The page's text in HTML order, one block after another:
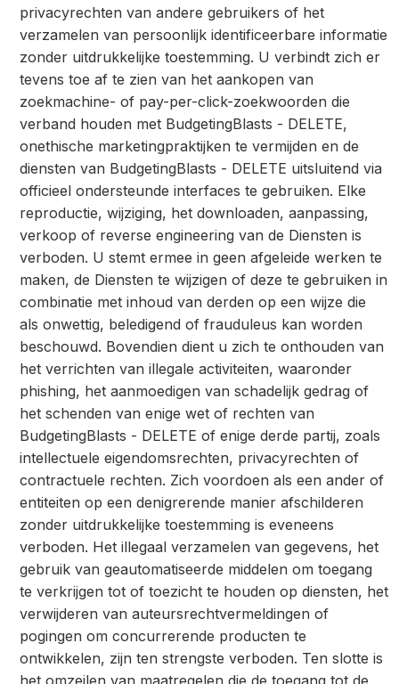
privacyrechten van andere gebruikers of het
verzamelen van persoonlijk identificeerbare informatie
zonder uitdrukkelijke toestemming. U verbindt zich er
tevens toe af te zien van het aankopen van
zoekmachine- of pay-per-click-zoekwoorden die
verband houden met BudgetingBlasts - DELETE,
onethische marketingpraktijken te vermijden en de
diensten van BudgetingBlasts - DELETE uitsluitend via
officieel ondersteunde interfaces te gebruiken. Elke
reproductie, wijziging, het downloaden, aanpassing,
verkoop of reverse engineering van de Diensten is
verboden. U stemt ermee in geen afgeleide werken te
maken, de Diensten te wijzigen of deze te gebruiken in
combinatie met inhoud van derden op een wijze die
als onwettig, beledigend of frauduleus kan worden
beschouwd. Bovendien dient u zich te onthouden van
het verrichten van illegale activiteiten, waaronder
phishing, het aanmoedigen van schadelijk gedrag of
het schenden van enige wet of rechten van
BudgetingBlasts - DELETE of enige derde partij, zoals
intellectuele eigendomsrechten, privacyrechten of
contractuele rechten. Zich voordoen als een ander of
entiteiten op een denigrerende manier afschilderen
zonder uitdrukkelijke toestemming is eveneens
verboden. Het illegaal verzamelen van gegevens, het
gebruik van geautomatiseerde middelen om toegang
te verkrijgen tot of toezicht te houden op diensten, het
verwijderen van auteursrechtvermeldingen of
pogingen om concurrerende producten te
ontwikkelen, zijn ten strengste verboden. Ten slotte is
het omzeilen van maatregelen die de toegang tot de